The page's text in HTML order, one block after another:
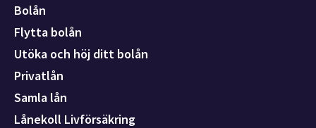
Bolån
Flytta bolån
Utöka och höj ditt bolån
Privatlån
Samla lån
Lånekoll Livförsäkring